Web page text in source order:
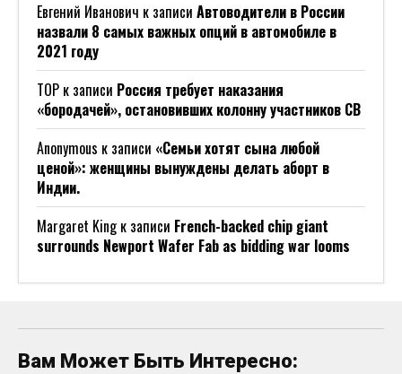
Евгений Иванович к записи Автоводители в России
назвали 8 самых важных опций в автомобиле в
2021 году
ТОР к записи Россия требует наказания
«бородачей», остановивших колонну участников СВ
Anonymous к записи «Семьи хотят сына любой
ценой»: женщины вынуждены делать аборт в
Индии.
Margaret Kingк записи French-backed chip giant
surrounds Newport Wafer Fab as bidding war looms
Вам Может Быть Интересно: